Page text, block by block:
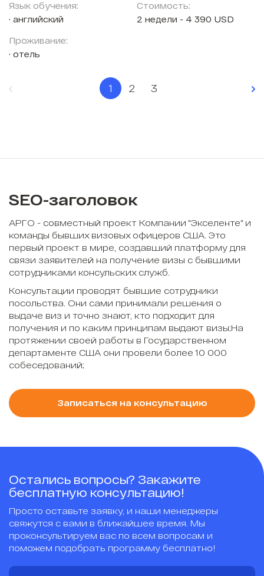
Язык обучения:
английский
Проживание:
отель
Стоимость:
2 недели - 4 390 USD
1 2 3
SEO-заголовок
АРГО - совместный проект Компании "Экселенте" и
команды бывших визовых офицеров США. Это
первый проект в мире, создавший платформу для
связи заявителей на получение визы с бывшими
сотрудниками консульских служб.
Консультации проводят бывшие сотрудники
посольства. Они сами принимали решения о
выдаче виз и точно знают, кто подходит для
получения и по каким принципам выдают визы;На
протяжении своей работы в Государственном
департаменте США они провели более 10 000
собеседований;
Записаться на консультацию
Остались вопросы? Закажите
бесплатную консультацию!
Просто оставьте заявку, и наши менеджеры
свяжутся с вами в ближайшее время. Мы
проконсультируем вас по всем вопросам и
поможем подобрать программу бесплатно!